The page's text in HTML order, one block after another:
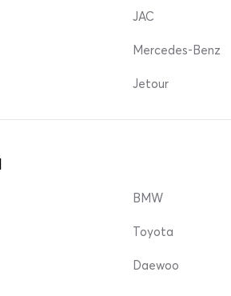
JAC
Mercedes-Benz
Jetour
BMW
Toyota
Daewoo